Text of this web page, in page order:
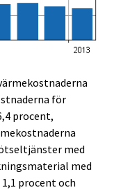
för
procent,
med
med
procent och